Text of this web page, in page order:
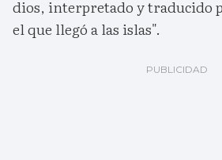
dios, interpretado y traducido
el que llegó a las islas".